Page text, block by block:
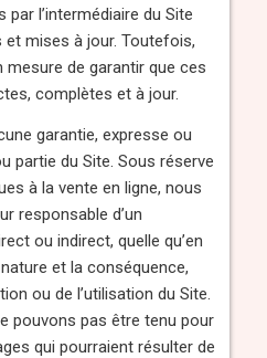
l’intermédiaire du Site
mises à jour. Toutefois,
de garantir que ces
complètes et à jour.
garantie, expresse ou
partie du Site. Sous réserve
à la vente en ligne, nous
responsable d’un
ou indirect, quelle qu’en
et la conséquence,
ou de l’utilisation du Site.
pouvons pas être tenu pour
qui pourraient résulter de